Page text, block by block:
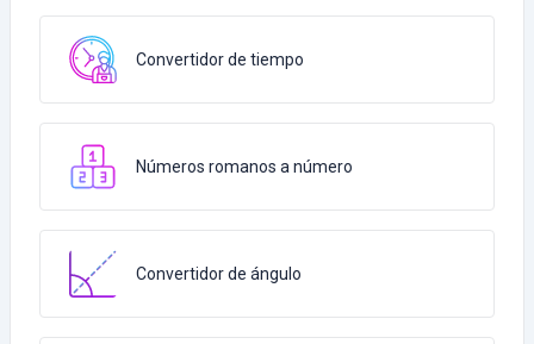
Convertidor de tiempo
Números romanos a número
Convertidor de ángulo